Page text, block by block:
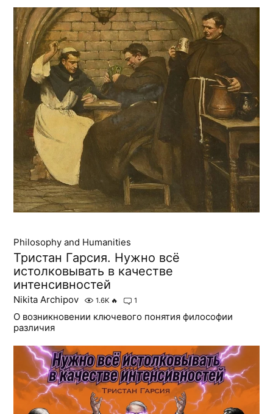
Philosophy and Humanities
Тристан Гарсия. Нужно всё
истолковывать в качестве
интенсивностей
Nikita Archipov 1.6K 🔥 1
О возникновении ключевого понятия философии
различия